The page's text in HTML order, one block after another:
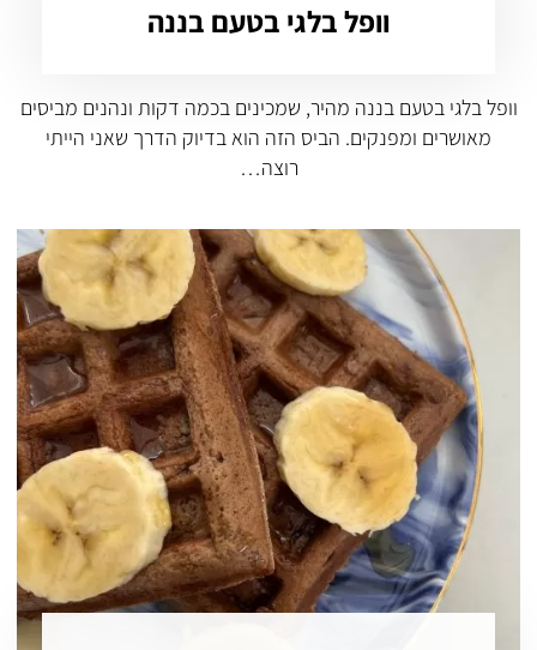
וופל בלגי בטעם בננה
וופל בלגי בטעם בננה מהיר, שמכינים בכמה דקות ונהנים מביסים
מאושרים ומפנקים. הביס הזה הוא בדיוק הדרך שאני הייתי
רוצה…